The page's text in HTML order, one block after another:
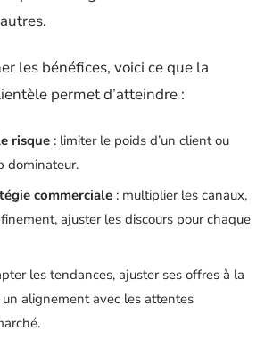
les bénéfices, voici ce que la
permet d’atteindre :
risque : limiter le poids d’un client ou
dominateur.
commerciale : multiplier les canaux,
ajuster les discours pour chaque
les tendances, ajuster ses offres à la
alignement avec les attentes